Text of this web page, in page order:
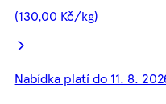
(130,00 Kč/kg)
Nabídka platí do 11. 8.